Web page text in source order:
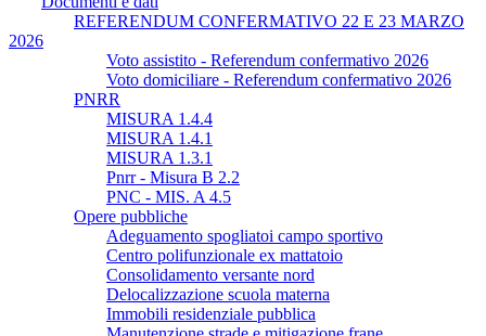
REFERENDUM CONFERMATIVO 22 E 23 MARZO
2026
Voto assistito - Referendum confermativo 2026
Voto domiciliare - Referendum confermativo 2026
PNRR
MISURA 1.4.4
MISURA 1.4.1
MISURA 1.3.1
Pnrr - Misura B 2.2
PNC - MIS. A 4.5
Opere pubbliche
Adeguamento spogliatoi campo sportivo
Centro polifunzionale ex mattatoio
Consolidamento versante nord
Delocalizzazione scuola materna
Immobili residenziale pubblica